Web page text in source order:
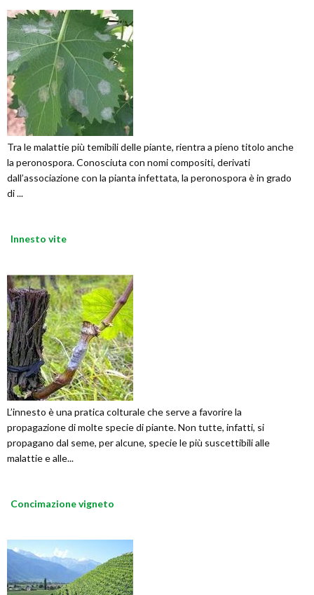
Tra le malattie più temibili delle piante, rientra a pieno titolo anche
la peronospora. Conosciuta con nomi compositi, derivati
dall’associazione con la pianta infettata, la peronospora è in grado
di ...
Innesto vite
L’innesto è una pratica colturale che serve a favorire la
propagazione di molte specie di piante. Non tutte, infatti, si
propagano dal seme, per alcune, specie le più suscettibili alle
malattie e alle...
Concimazione vigneto